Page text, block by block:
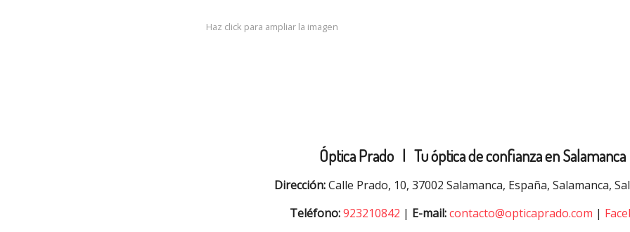
Haz click para ampliar la imagen
Óptica Prado | Tu óptica de confianza en Salamanca
Dirección:Calle Prado, 10, 37002 Salamanca, España, Salamanca,
Teléfono:923210842 | E-mail:contacto@opticaprado.com |